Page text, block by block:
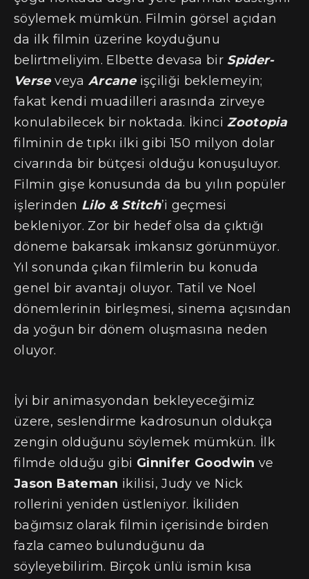
söylemek mümkün. Filmin görsel açıdan
da ilk filmin üzerine koyduğunu
belirtmeliyim. Elbette devasa bir Spider-
Verseveya Arcaneişçiliği beklemeyin;
fakat kendi muadilleri arasında zirveye
konulabilecek bir noktada. İkinciZootopia
filminin de tıpkı ilki gibi 150 milyon dolar
civarında bir bütçesi olduğu konuşuluyor.
Filmin gişe konusunda da bu yılın popüler
işlerinden Lilo & Stitch’i geçmesi
bekleniyor. Zor bir hedef olsa da çıktığı
döneme bakarsak imkansız görünmüyor.
Yıl sonunda çıkan filmlerin bu konuda
genel bir avantajı oluyor. Tatil ve Noel
dönemlerinin birleşmesi, sinema açısından
da yoğun bir dönem oluşmasına neden
oluyor.
İyi bir animasyondan bekleyeceğimiz
üzere, seslendirme kadrosunun oldukça
zengin olduğunu söylemek mümkün. İlk
filmde olduğu gibi Ginnifer Goodwin ve
Jason Bateman ikilisi, Judy ve Nick
rollerini yeniden üstleniyor. İkiliden
bağımsız olarak filmin içerisinde birden
fazla cameo bulunduğunu da
söyleyebilirim. Birçok ünlü ismin kısa